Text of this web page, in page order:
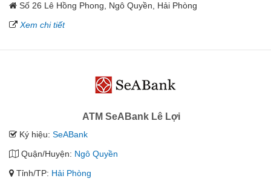
Số 26 Lê Hồng Phong, Ngô Quyền, Hải Phòng
Xem chi tiết
ATM SeABank Lê Lợi
Ký hiệu: SeABank
Quận/Huyện: Ngô Quyền
Tỉnh/TP: Hải Phòng